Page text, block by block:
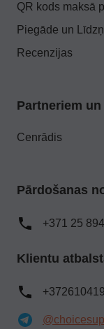
QR kods maksā
Piegāde un
Recenzijas
Partneriem
Cenrādis
Pārdošanas
+371 25
Klientu